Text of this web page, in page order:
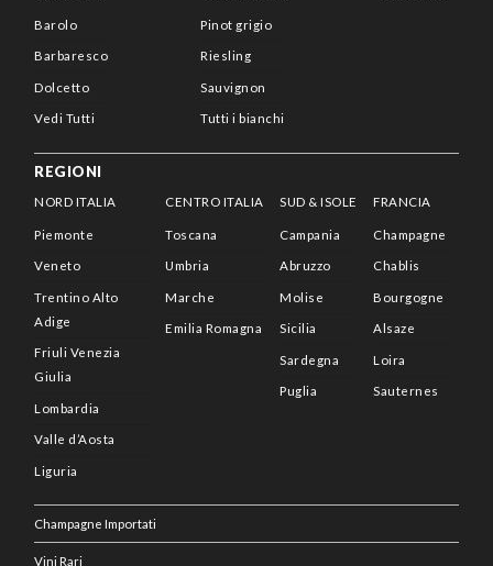
Barolo
Barbaresco
Dolcetto
Vedi Tutti
Pinot grigio
Riesling
Sauvignon
Tutti i bianchi
REGIONI
NORD ITALIA
Piemonte
Veneto
Trentino Alto
Adige
Friuli Venezia
Giulia
Lombardia
Valle d’Aosta
Liguria
CENTRO ITALIA
Toscana
Umbria
Marche
Emilia Romagna
SUD & ISOLE
Campania
Abruzzo
Molise
Sicilia
Sardegna
Puglia
FRANCIA
Champagne
Chablis
Bourgogne
Alsaze
Loira
Sauternes
Champagne Importati
Vini Rari